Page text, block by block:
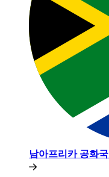
남아프리카 공화국​​